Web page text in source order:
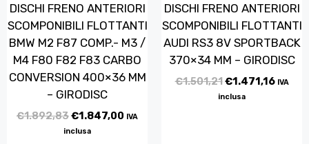
DISCHI FRENO ANTERIORI
SCOMPONIBILI FLOTTANTI
BMW M2 F87 COMP.- M3 /
M4 F80 F82 F83 CARBO
CONVERSION 400×36 MM
– GIRODISC
€1.892,83€1.847,00 IVA
inclusa
DISCHI FRENO ANTERIORI
SCOMPONIBILI FLOTTANTI
AUDI RS3 8V SPORTBACK
370×34 MM – GIRODISC
€1.501,21€1.471,16 IVA
inclusa